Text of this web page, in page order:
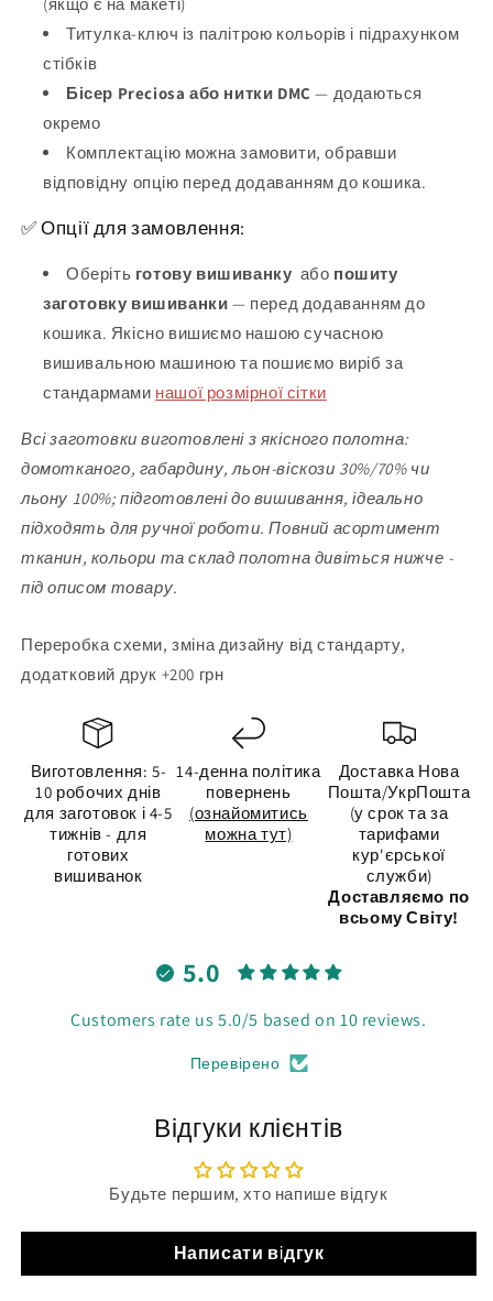
Титулка-ключ із палітрою кольорів і підрахунком
стібків
Бісер Preciosa або нитки DMC — додаються
окремо
Комплектацію можна замовити, обравши
відповідну опцію перед додаванням до кошика.
✅ Опції для замовлення:
Оберіть готову вишиванку або пошиту
заготовку вишиванки — перед додаванням до
кошика. Якісно вишиємо нашою сучасною
вишивальною машиною та пошиємо виріб за
стандармами нашої розмірної сітки
Всі заготовки виготовлені з якісного полотна:
домотканого, габардину, льон-віскози 30%/70% чи
льону 100%; підготовлені до вишивання, ідеально
підходять для ручної роботи. Повний асортимент
тканин, кольори та склад полотна дивіться нижче -
під описом товару.
Переробка схеми, зміна дизайну від стандарту,
додатковий друк +200 грн
Виготовлення: 5-
10 робочих днів
для заготовок і 4-5
тижнів - для
готових
вишиванок
14-денна політика
повернень
(ознайомитись
можна тут)
Доставка Нова
Пошта/УкрПошта
(у срок та за
тарифами
кур'єрської
служби)
Доставляємо по
всьому Світу!
5.0
Customers rate us 5.0/5 based on 10 reviews.
Перевірено
Відгуки клієнтів
Будьте першим, хто напише відгук
Написати відгук